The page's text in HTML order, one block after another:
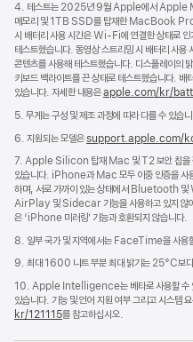
4. 테스트는 2025년 9월 Apple에서
메모리 및 1TB SSD를 탑재한 MacBook Pro
시 배터리 사용 시간은 Wi-Fi에 연결한 상태로
테스트했습니다. 동영상 스트리밍 시 배터리
콘텐츠를 사용해 테스트했습니다. 디스플레이의
키보드 백라이트를 끈 상태로 테스트했습니다. 배
있습니다. 자세한 내용은apple.com/kr/
5. 무게는 구성 및 제조 과정에 따라 다를 수 있습
6. 지원되는 모델은support.apple.com/
7. Apple Silicon 탑재 Mac 및 T2 보안 칩을
있습니다. iPhone과 Mac 모두 이중 인증을 사
하며, 서로 가까이 있는 상태에서 Bluetooth
AirPlay 및 Sidecar 기능을 사용하고 있지 않
은 ‘iPhone 미러링’ 기능과 호환되지 않습니다.
8. 일부 국가 및 지역에서는 FaceTime을 사용
9. 최대 1600 니트 부분 최대 밝기는 25°C보다
10. Apple Intelligence는 베타로 사용할 수 있
있습니다. 기능 및 언어 지원 여부 그리고 시스템
kr/121115를 참고하십시오.